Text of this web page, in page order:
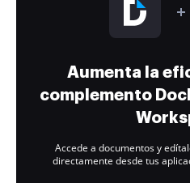
Aumenta la
complemento
Accede a documentos y
directamente desde tus